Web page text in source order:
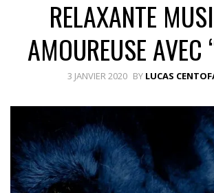
RELAXANTE
AMOUREUSE AVEC
3 JANVIER 2020 BY LUCAS